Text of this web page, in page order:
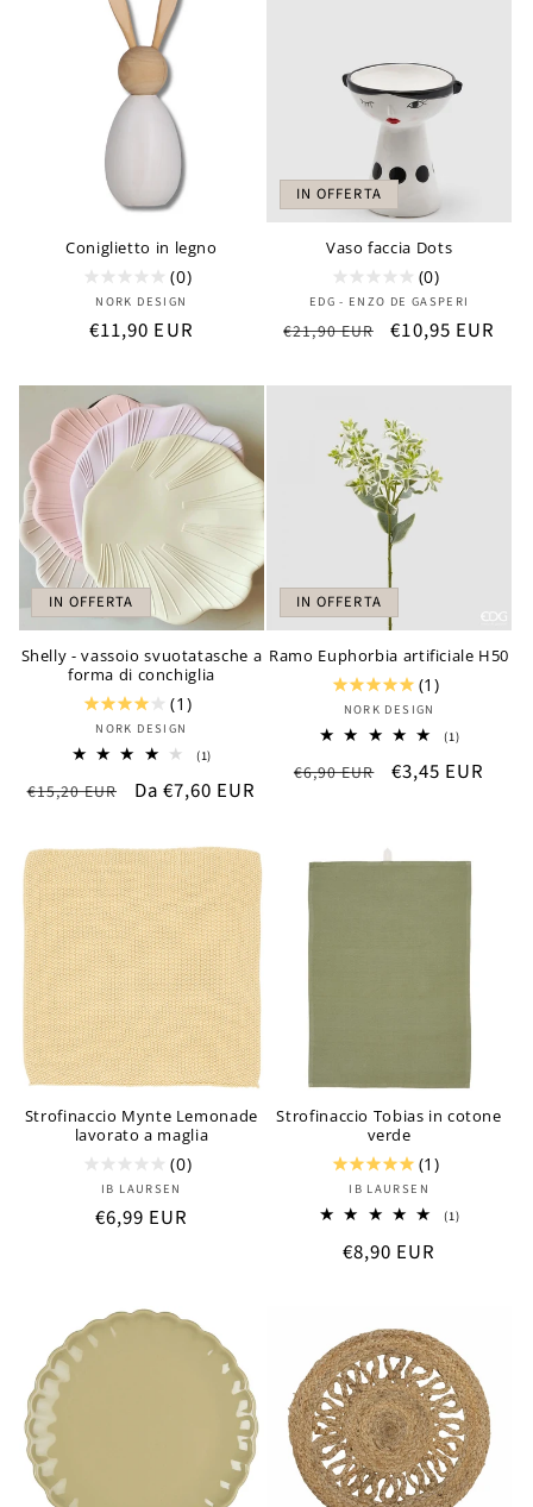
Coniglietto in legno
(0)
Produttore:
NORK DESIGN
Prezzo
listino
€11,90 EUR
IN OFFERTA
Vaso faccia Dots
(0)
Produttore:
EDG - ENZO DE GASPERI
Prezzo
listino
€21,90 EUR
Prezzo
€10,95 EUR
IN OFFERTA
Shelly - vassoio svuotatasche a
forma di conchiglia
(1)
Produttore:
NORK DESIGN
(1)
totali
Prezzo
listino
€15,20 EUR
Prezzo
Da €7,60 EUR
IN OFFERTA
Ramo Euphorbia artificiale H50
(1)
Produttore:
NORK DESIGN
(1)1
totali
Prezzo
€6,90 EUR
Prezzo
€3,45 EUR
Strofinaccio Mynte Lemonade
lavorato a maglia
(0)
Produttore:
IB LAURSEN
Prezzo
€6,99 EUR
Strofinaccio Tobias in cotone
verde
(1)
Produttore:
IB LAURSEN
(1)1
Prezzo
€8,90 EUR